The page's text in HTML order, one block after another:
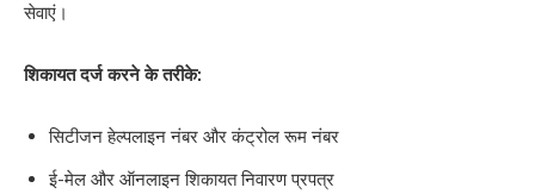
सेवाएं।
शिकायत दर्ज करने के तरीके:
सिटीजन हेल्पलाइन नंबर और कंट्रोल रूम नंबर
ई-मेल और ऑनलाइन शिकायत निवारण प्रपत्र